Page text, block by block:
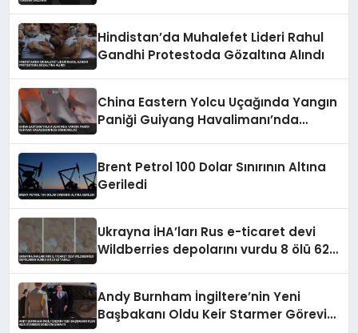
Hindistan’da Muhalefet Lideri Rahul
Gandhi Protestoda Gözaltına Alındı
China Eastern Yolcu Uçağında Yangın
Paniği Guiyang Havalimanı’nda
Brent Petrol 100 Dolar Sınırının Altına
Geriledi
Ukrayna İHA’ları Rus e-ticaret devi
Wildberries depolarını vurdu 8 ölü 62
Andy Burnham İngiltere’nin Yeni
Başbakanı Oldu Keir Starmer Görevini